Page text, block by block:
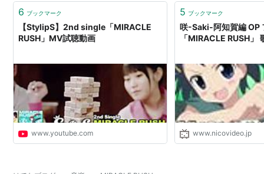
ランティス
メディア:CD
購入: 2人クリック: 46回
MIRACLE RUSH
アーティスト:StylipS,こだまさおり,
山口朗彦,高田暁
ランティス
2012/05/16
6 ブックマーク
【StylipS】2nd single「MIRACLE
RUSH」MV試聴動画
www.youtube.com
5 ブックマーク
咲-Saki-阿知賀編 OP
「MIRACLE RUSH」
www.nicovideo.jp